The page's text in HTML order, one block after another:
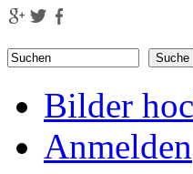
Direkt zum Inhalt
Suchformular
Bilder
Anmelden